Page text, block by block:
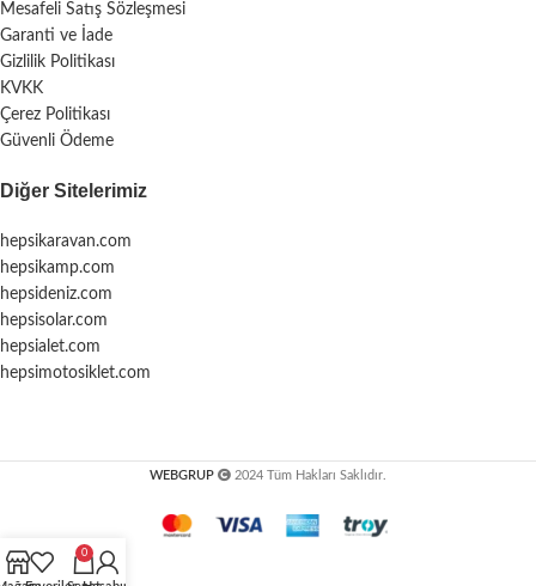
Mesafeli Satış Sözleşmesi
Garanti ve İade
Gizlilik Politikası
KVKK
Çerez Politikası
Güvenli Ödeme
Diğer Sitelerimiz
hepsikaravan.com
hepsikamp.com
hepsideniz.com
hepsisolar.com
hepsialet.com
hepsimotosiklet.com
WEBGRUP 2024 Tüm Hakları Saklıdır.
0